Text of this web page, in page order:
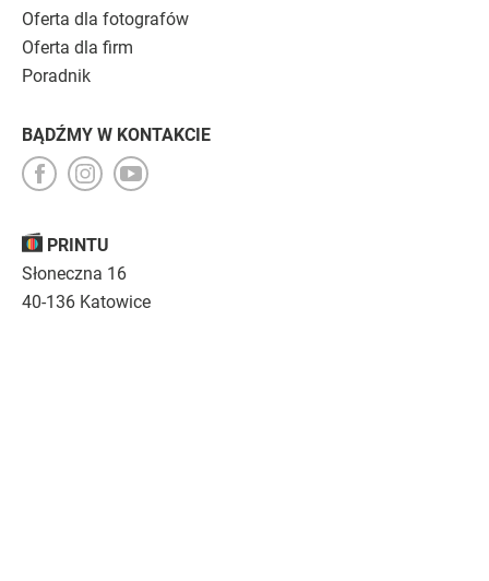
PRINTU
Słoneczna 16
40-136 Katowice
Oferta dla fotografów
Oferta dla firm
Poradnik
BĄDŹMY W KONTAKCIE